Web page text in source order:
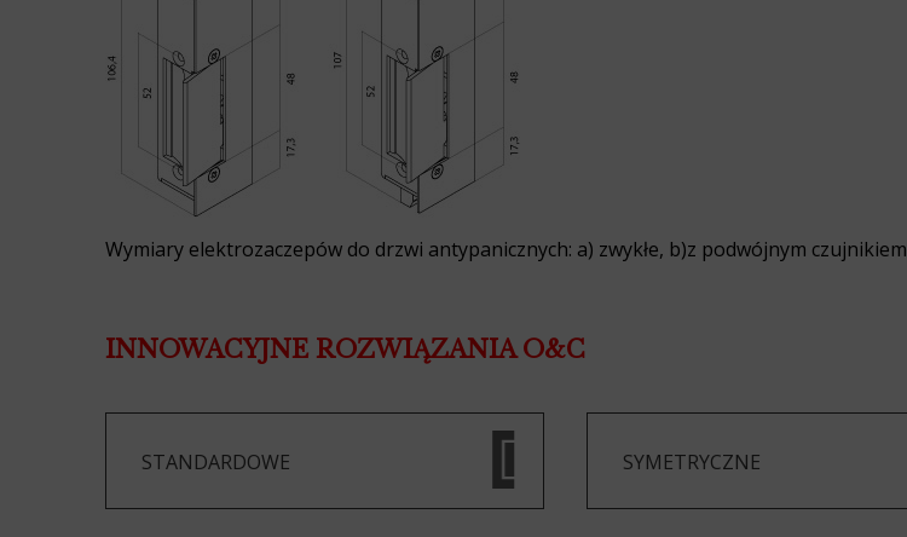
Wymiary elektrozaczepów do drzwi antypanicznych: a) zwykłe, b)z podwójnym czujnikiem
INNOWACYJNE ROZWIĄZANIA O&C
STANDARDOWE SYMETRYCZNE